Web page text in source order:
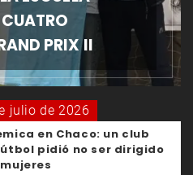
PRIX II
julio de 2026
en Chaco: un club
pidió no ser dirigido